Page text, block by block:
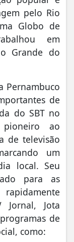
pelo Rio
Globo de
em
Grande do
Pernambuco
de
do SBT no
ao
de televisão
um
local. Seu
para as
Jota
de
como: